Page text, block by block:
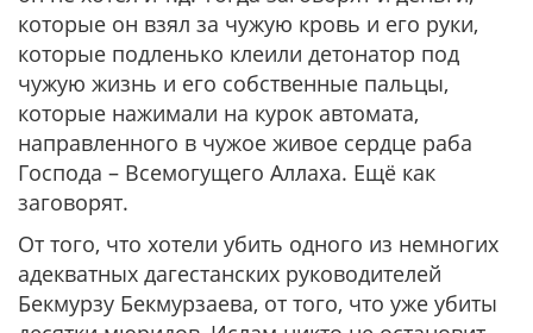
которые он взял за чужую кровь и его руки,
которые подленько клеили детонатор под
чужую жизнь и его собственные пальцы,
которые нажимали на курок автомата,
направленного в чужое живое сердце раба
Господа – Всемогущего Аллаха. Ещё как
заговорят.
От того, что хотели убить одного из немногих
адекватных дагестанских руководителей
Бекмурзу Бекмурзаева, от того, что уже убиты